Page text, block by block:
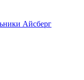
Айсберг